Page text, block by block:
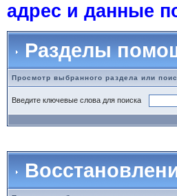
адрес и данные
Разделы
Просмотр выбранного раздела или
Введите ключевые слова для поиска